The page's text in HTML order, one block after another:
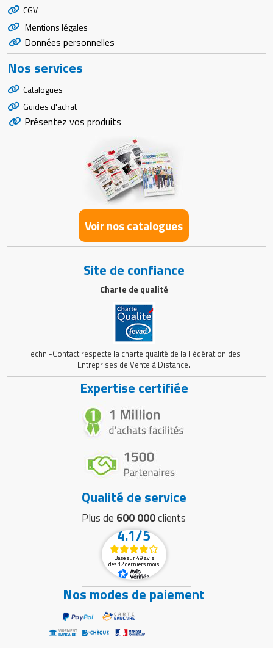
CGV
Mentions légales
Données personnelles
Nos services
Catalogues
Guides d'achat
Présentez vos produits
Voir nos catalogues
Site de confiance
Charte de qualité
Techni-Contact respecte la charte qualité de la Fédération des
Entreprises de Vente à Distance.
Expertise certifiée
Qualité de service
Plus de 600 000clients
4.1/5
Basé sur 49 avis
des 12 derniers mois
Nos modes de paiement